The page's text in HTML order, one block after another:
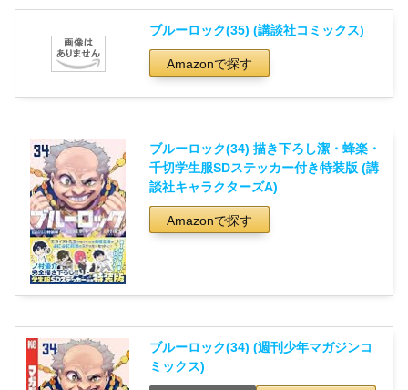
ブルーロック(35) (講談社コミックス)
Amazonで探す
ブルーロック(34) 描き下ろし潔・蜂楽・
千切学生服SDステッカー付き特装版 (講
談社キャラクターズA)
Amazonで探す
ブルーロック(34) (週刊少年マガジンコ
ミックス)